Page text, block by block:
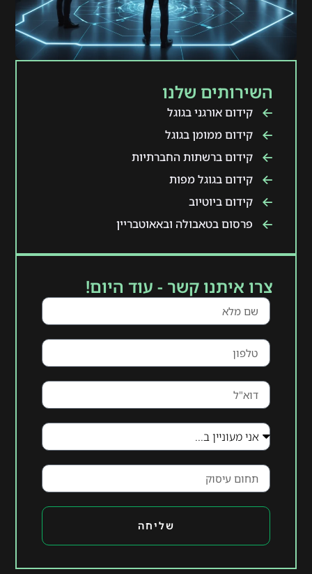
השירותים שלנו
קידום אורגני בגוגל
קידום ממומן בגוגל
קידום ברשתות החברתיות
קידום בגוגל מפות
קידום ביוטיוב
פרסום בטאבולה ובאאוטבריין
צרו איתנו קשר - עוד היום!
שליחה